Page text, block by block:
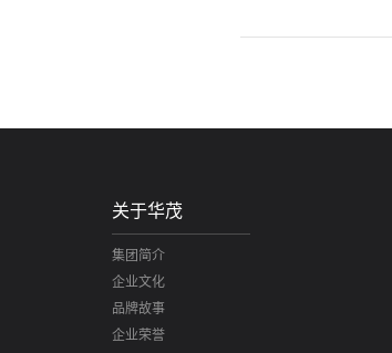
关于华茂
集团简介
企业文化
品牌故事
企业荣誉